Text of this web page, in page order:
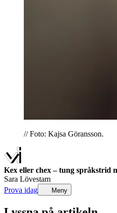
// Foto: Kajsa Göransson.
Kex eller chex – tung språkstrid
Sara Lövestam
Prova idag
Meny